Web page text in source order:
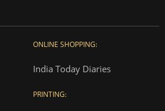
ONLINE SHOPPING:
India Today Diaries
PRINTING: